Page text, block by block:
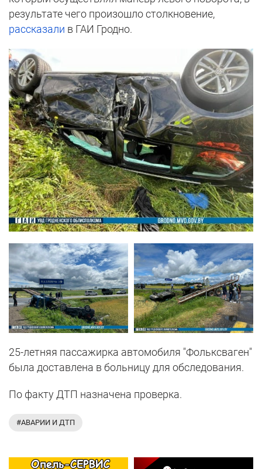
результате чего произошло столкновение,
рассказали в ГАИ Гродно.
25-летняя пассажирка автомобиля "Фольксваген"
была доставлена в больницу для обследования.
По факту ДТП назначена проверка.
#АВАРИИ И ДТП